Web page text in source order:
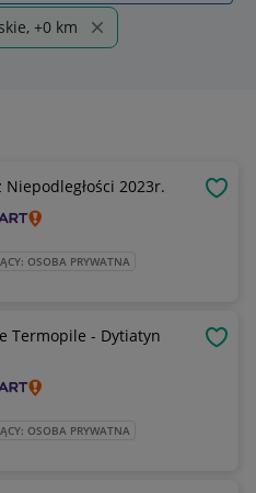
+0 km
Niepodległości 2023r.
OSOBA PRYWATNA
Termopile - Dytiatyn
OSOBA PRYWATNA